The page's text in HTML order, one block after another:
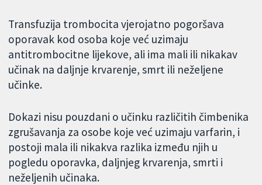
Transfuzija trombocita vjerojatno pogoršava
oporavak kod osoba koje već uzimaju
antitrombocitne lijekove, ali ima mali ili nikakav
učinak na daljnje krvarenje, smrt ili neželjene
učinke.
Dokazi nisu pouzdani o učinku različitih čimbenika
zgrušavanja za osobe koje već uzimaju varfarin, i
postoji mala ili nikakva razlika između njih u
pogledu oporavka, daljnjeg krvarenja, smrti i
neželjenih učinaka.